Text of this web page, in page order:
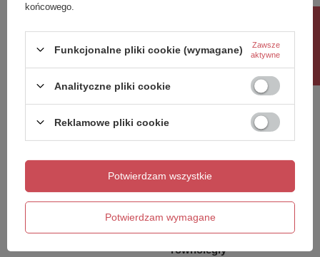
ICONIC bateria bidetowa
podtynkowa ze słuchawką
bidetową i wężem, chrom
NZ4 Parawan nawannowy
NESTA GUNMETAL
BRUSHED stały U 50x140
szkło czyste 8mm Active
Shield 2.0 - wsp.
równoległy
końcowego.
Funkcjonalne pliki cookie (wymagane)
Zawsze
aktywne
Analityczne pliki cookie
Reklamowe pliki cookie
Potwierdzam wymagane
Potwierdzam wszystkie